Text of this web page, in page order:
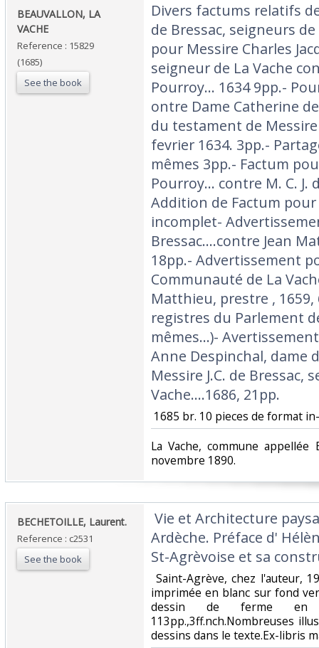
‎BEAUVALLON, LA
VACHE‎
Reference : 15829
(1685)
See the book
‎Divers factums relatifs
de Bressac, seigneurs
pour Messire Charles
seigneur de La Vache
Pourroy… 1634 9pp.-
ontre Dame Catherine
du testament de
fevrier 1634. 3pp.-
mêmes 3pp.- Factum
Pourroy… contre M. C. J.
Addition de Factum
incomplet-
Bressac….contre Jean
18pp.- Advertissement
Communauté de La
Matthieu, prestre , 1659,
registres du Parlement
mêmes…)-
Anne Despinchal, dame
Messire J.C. de Bressac,
Vache….1686, 21pp.‎
1685 br. 10 pieces de format
‎La Vache, commune
novembre 1890. ‎
‎BECHETOILLE, Laurent.‎
Reference : c2531
See the book
Vie et Architecture
Ardèche. Préface d'
St-Agrèvoise et sa
Saint-Agrève, chez l'auteur,
imprimée en blanc sur fond
dessin de ferme
113pp.,3ff.nch.Nombreuses
dessins dans le texte.Ex-libris